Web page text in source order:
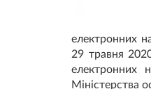
електронних
29 травня
електронних
Міністерства